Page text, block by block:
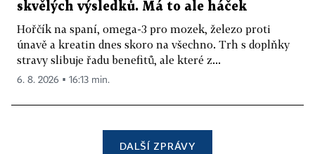
skvělých výsledků. Má to ale háček
Hořčík na spaní, omega-3 pro mozek, železo proti
únavě a kreatin dnes skoro na všechno. Trh s doplňky
stravy slibuje řadu benefitů, ale které z...
6. 8. 2026 ▪ 16:13 min.
DALŠÍ ZPRÁVY